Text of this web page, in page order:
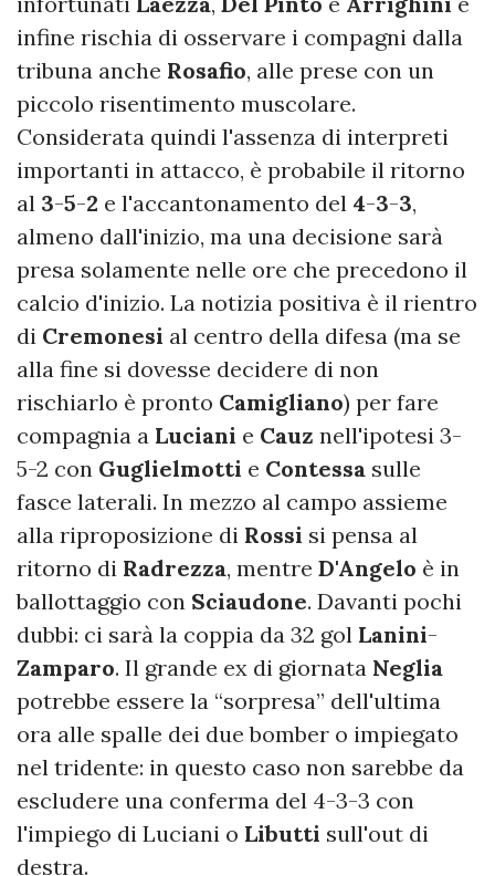
infine rischia di osservare i compagni dalla
tribuna anche Rosafio, alle prese con un
piccolo risentimento muscolare.
Considerata quindi l'assenza di interpreti
importanti in attacco, è probabile il ritorno
al 3-5-2 e l'accantonamento del 4-3-3,
almeno dall'inizio, ma una decisione sarà
presa solamente nelle ore che precedono il
calcio d'inizio. La notizia positiva è il rientro
di Cremonesi al centro della difesa (ma se
alla fine si dovesse decidere di non
rischiarlo è pronto Camigliano) per fare
compagnia a Luciani e Cauz nell'ipotesi 3-
5-2 con Guglielmotti e Contessa sulle
fasce laterali. In mezzo al campo assieme
alla riproposizione di Rossi si pensa al
ritorno di Radrezza, mentre D'Angelo è in
ballottaggio con Sciaudone. Davanti pochi
dubbi: ci sarà la coppia da 32 gol Lanini-
Zamparo. Il grande ex di giornata Neglia
potrebbe essere la “sorpresa” dell'ultima
ora alle spalle dei due bomber o impiegato
nel tridente: in questo caso non sarebbe da
escludere una conferma del 4-3-3 con
l'impiego di Luciani o Libutti sull'out di
destra.